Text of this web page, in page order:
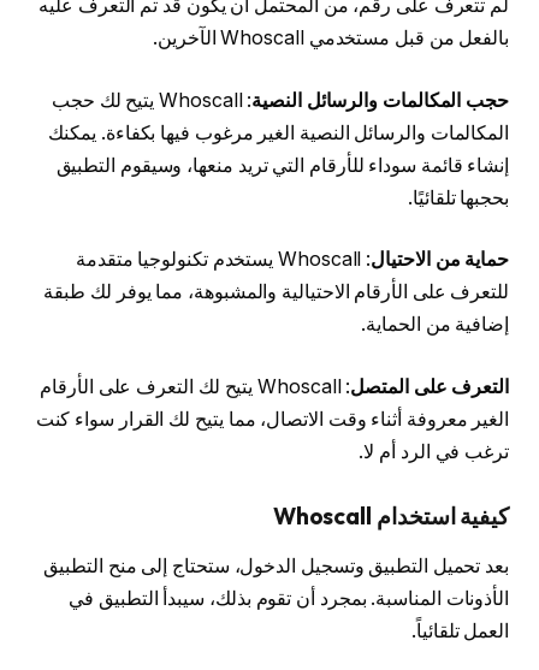
لم تتعرف على رقم، من المحتمل أن يكون قد تم التعرف عليه
بالفعل من قبل مستخدمي Whoscall الآخرين.
حجب المكالمات والرسائل النصية
: Whoscall يتيح لك حجب
المكالمات والرسائل النصية الغير مرغوب فيها بكفاءة. يمكنك
إنشاء قائمة سوداء للأرقام التي تريد منعها، وسيقوم التطبيق
بحجبها تلقائيًا.
حماية من الاحتيال
: Whoscall يستخدم تكنولوجيا متقدمة
للتعرف على الأرقام الاحتيالية والمشبوهة، مما يوفر لك طبقة
إضافية من الحماية.
التعرف على المتصل
: Whoscall يتيح لك التعرف على الأرقام
الغير معروفة أثناء وقت الاتصال، مما يتيح لك القرار سواء كنت
ترغب في الرد أم لا.
كيفية استخدام Whoscall
بعد تحميل التطبيق وتسجيل الدخول، ستحتاج إلى منح التطبيق
الأذونات المناسبة. بمجرد أن تقوم بذلك، سيبدأ التطبيق في
العمل تلقائياً.